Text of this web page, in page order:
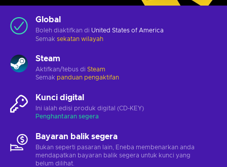
Global
Boleh diaktifkan di United States of America
Semak sekatan wilayah
Steam
Aktifkan/tebus di Steam
Semak panduan pengaktifan
Kunci digital
Ini ialah edisi produk digital (CD-KEY)
Penghantaran segera
Bayaran balik segera
Bukan seperti pasaran lain, Eneba membenarkan anda
mendapatkan bayaran balik segera untuk kunci yang
belum dilihat.